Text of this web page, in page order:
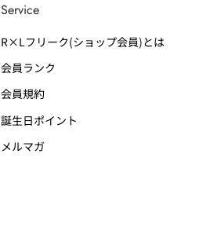
Service
R×Lフリーク(ショップ会員)とは
会員ランク
会員規約
誕生日ポイント
メルマガ